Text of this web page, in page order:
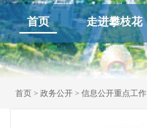
首页 走进攀枝花
首页 > 政务公开 > 信息公开重点工作